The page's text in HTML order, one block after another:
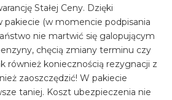
Stałej Ceny. Dzięki
pakiecie (w momencie podpisania
nie martwić się galopującym
chęcią zmiany terminu czy
również koniecznością rezygnacji z
zaoszczędzić! W pakiecie
taniej. Koszt ubezpieczenia nie